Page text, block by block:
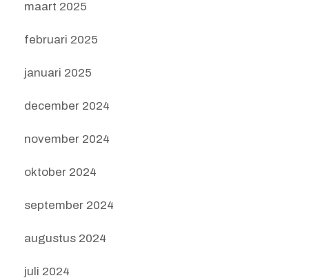
maart 2025
februari 2025
januari 2025
december 2024
november 2024
oktober 2024
september 2024
augustus 2024
juli 2024